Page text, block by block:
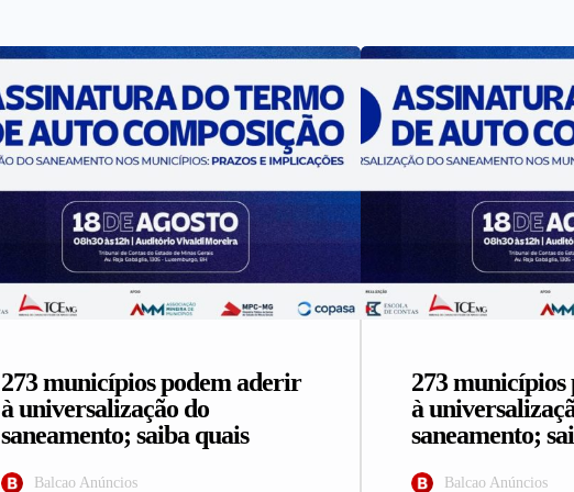
273 municípios podem aderir
à universalização do
saneamento; saiba quais
Balcao Anúncios
273
à
saneamento;
Balcao Anúncios